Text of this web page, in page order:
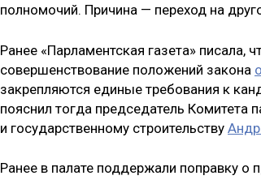
полномочий. Причина — переход на
Ранее «Парламентская газета» писала,
совершенствование положений закона
закрепляются единые требования к
пояснил тогда председатель Комитета
и государственному строительству
Ранее в палате поддержали поправку о